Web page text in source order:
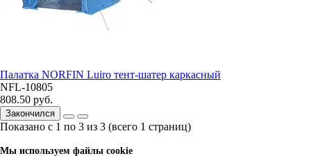
Палатка NORFIN Luiro тент-шатер каркасный
NFL-10805
808.50 руб.
Закончился
Показано с 1 по 3 из 3 (всего 1 страниц)
Мы используем файлы cookie